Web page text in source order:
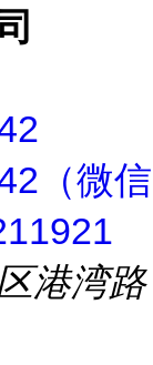
（微信
港湾路